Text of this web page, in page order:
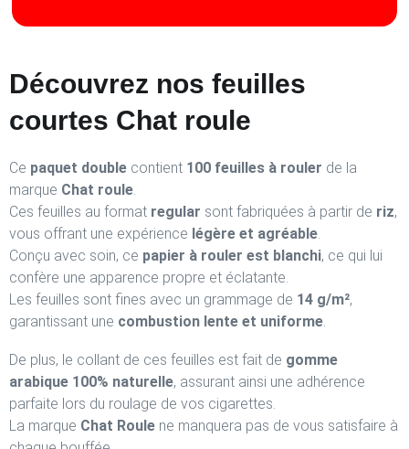
Découvrez nos feuilles
courtes Chat roule
Ce paquet double contient 100 feuilles à rouler de la
marque Chat roule.
Ces feuilles au format regular sont fabriquées à partir de riz,
vous offrant une expérience légère et agréable.
Conçu avec soin, ce papier à rouler est blanchi, ce qui lui
confère une apparence propre et éclatante.
Les feuilles sont fines avec un grammage de 14 g/m²,
garantissant une combustion lente et uniforme.
De plus, le collant de ces feuilles est fait de gomme
arabique 100% naturelle, assurant ainsi une adhérence
parfaite lors du roulage de vos cigarettes.
La marque Chat Roule ne manquera pas de vous satisfaire à